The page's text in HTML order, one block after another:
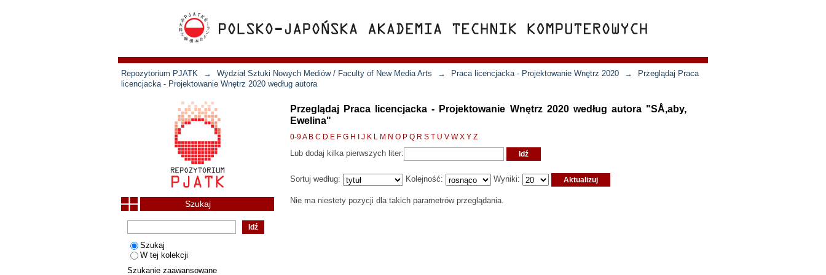
Repozytorium PJATK → Wydział Sztuki Nowych Mediów / Faculty of New Media Arts → Praca licencjacka - Projektowanie Wnętrz 2020 →
Przeglądaj Praca
licencjacka - Projektowanie Wnętrz 2020 według autora
Przeglądaj Praca licencjacka - Projektowanie Wnętrz 2020 według autora "SÅ‚aby,
Ewelina"
0-9A B C D E F G H J K L M N O P Q R S T U V W X Y Z
Lub dodaj kilka pierwszych liter:
Sortuj według: Kolejność: Wyniki:
Nie ma niestety pozycji dla takich parametrów przeglądania.
Szukaj
Szukaj
W tej kolekcji
Szukanie zaawansowane